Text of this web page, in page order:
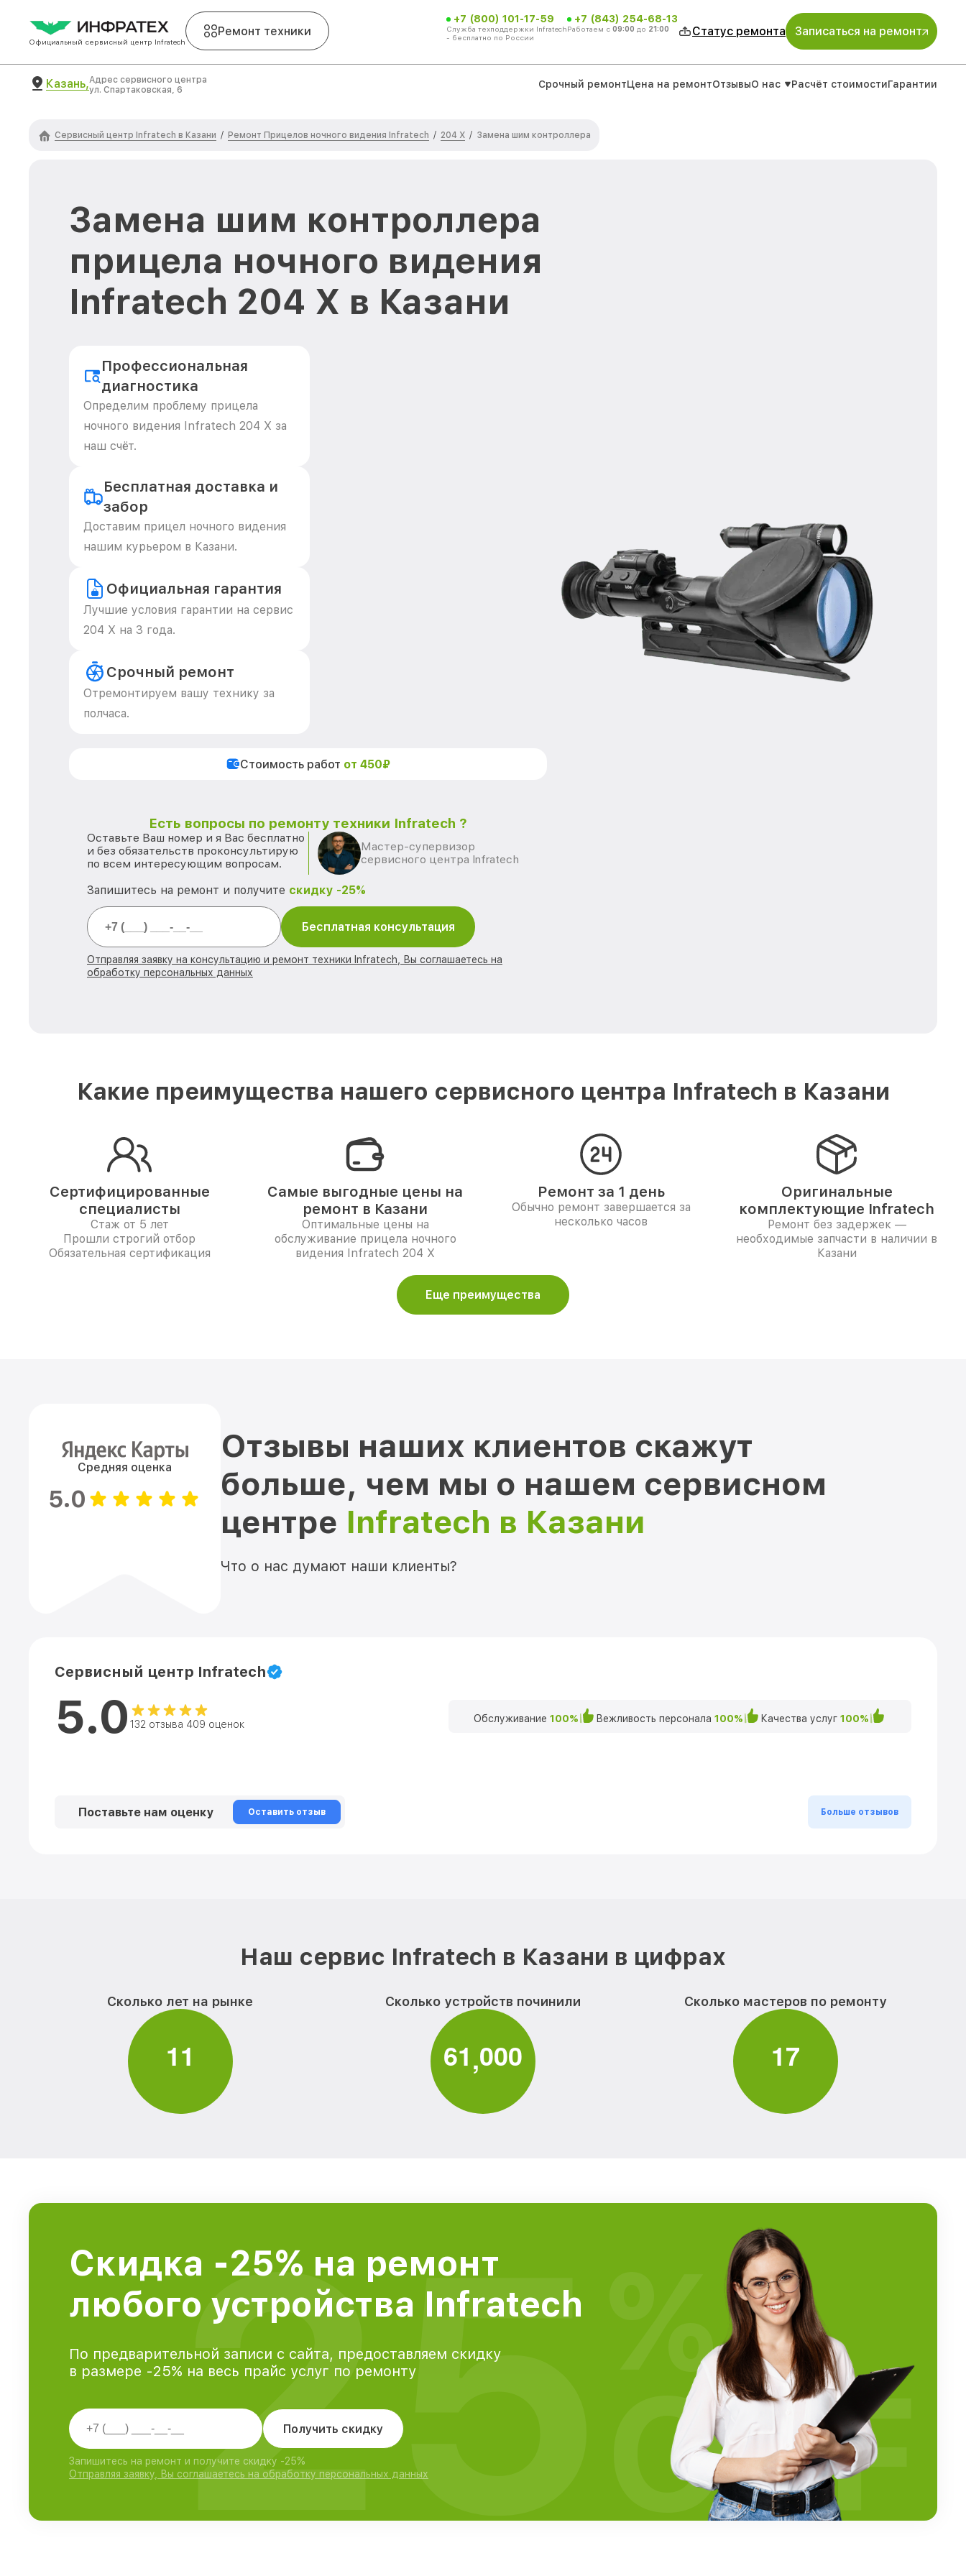
Официальный сервисный центр Infratech
Ремонт техники
+7 (800) 101-17-59
Служба техподдержки Infratech
- бесплатно по России
+7 (843) 254-68-13
Работаем с 09:00 до 21:00 Статус ремонта Записаться на ремонт
Казань,Адрес сервисного центра
ул. Спартаковская, 6
Срочный ремонтЦена на ремонтОтзывыО нас Расчёт стоимостиГарантии
Сервисный центр Infratech в Казани / Ремонт Прицелов ночного видения Infratech / 204 Х / Замена шим контроллера
Замена шим контроллера
прицела ночного видения
Infratech 204 Х в Казани
Профессиональная
диагностика
Определим проблему прицела
ночного видения Infratech 204 Х за
наш счёт.
Бесплатная доставка и
забор
Доставим прицел ночного видения
нашим курьером в Казани.
Официальная гарантия
Лучшие условия гарантии на сервис
204 Х на 3 года.
Срочный ремонт
Отремонтируем вашу технику за
полчаса.
Стоимость работ от 450₽
Есть вопросы по ремонту техники Infratech ?
Оставьте Ваш номер и я Вас бесплатно
и без обязательств проконсультирую
по всем интересующим вопросам.
Мастер-супервизор
сервисного центра Infratech
Запишитесь на ремонт и получите скидку -25%
Бесплатная консультация
Отправляя заявку на консультацию и ремонт техники Infratech, Вы соглашаетесь на
обработку персональных данных
Какие преимущества нашего сервисного центра Infratech в Казани
Сертифицированные
специалисты
Стаж от 5 лет
Прошли строгий отбор
Обязательная сертификация
Самые выгодные цены на
ремонт в Казани
Оптимальные цены на
обслуживание прицела ночного
видения Infratech 204 Х
Ремонт за 1 день
Обычно ремонт завершается за
несколько часов
Оригинальные
комплектующие Infratech
Ремонт без задержек —
необходимые запчасти в наличии в
Казани
Еще преимущества
Средняя оценка
5.0
Отзывы наших клиентов скажут
больше, чем мы о нашем сервисном
центре Infratech в Казани
Что о нас думают наши клиенты?
Сервисный центр Infratech
5.0 132 отзыва 409 оценок Обслуживание 100% Вежливость персонала 100% Качества услуг 100%
Поставьте нам оценку Оставить отзыв Больше отзывов
Наш сервис Infratech в Казани в цифрах
Сколько лет на рынке
11
Сколько устройств починили
61,000
Сколько мастеров по ремонту
17
Скидка -25% на ремонт
любого устройства Infratech
По предварительной записи с сайта, предоставляем скидку
в размере -25% на весь прайс услуг по ремонту
Получить скидку
Запишитесь на ремонт и получите скидку -25%
Отправляя заявку, Вы соглашаетесь на обработку персональных данных
25 %
OFF